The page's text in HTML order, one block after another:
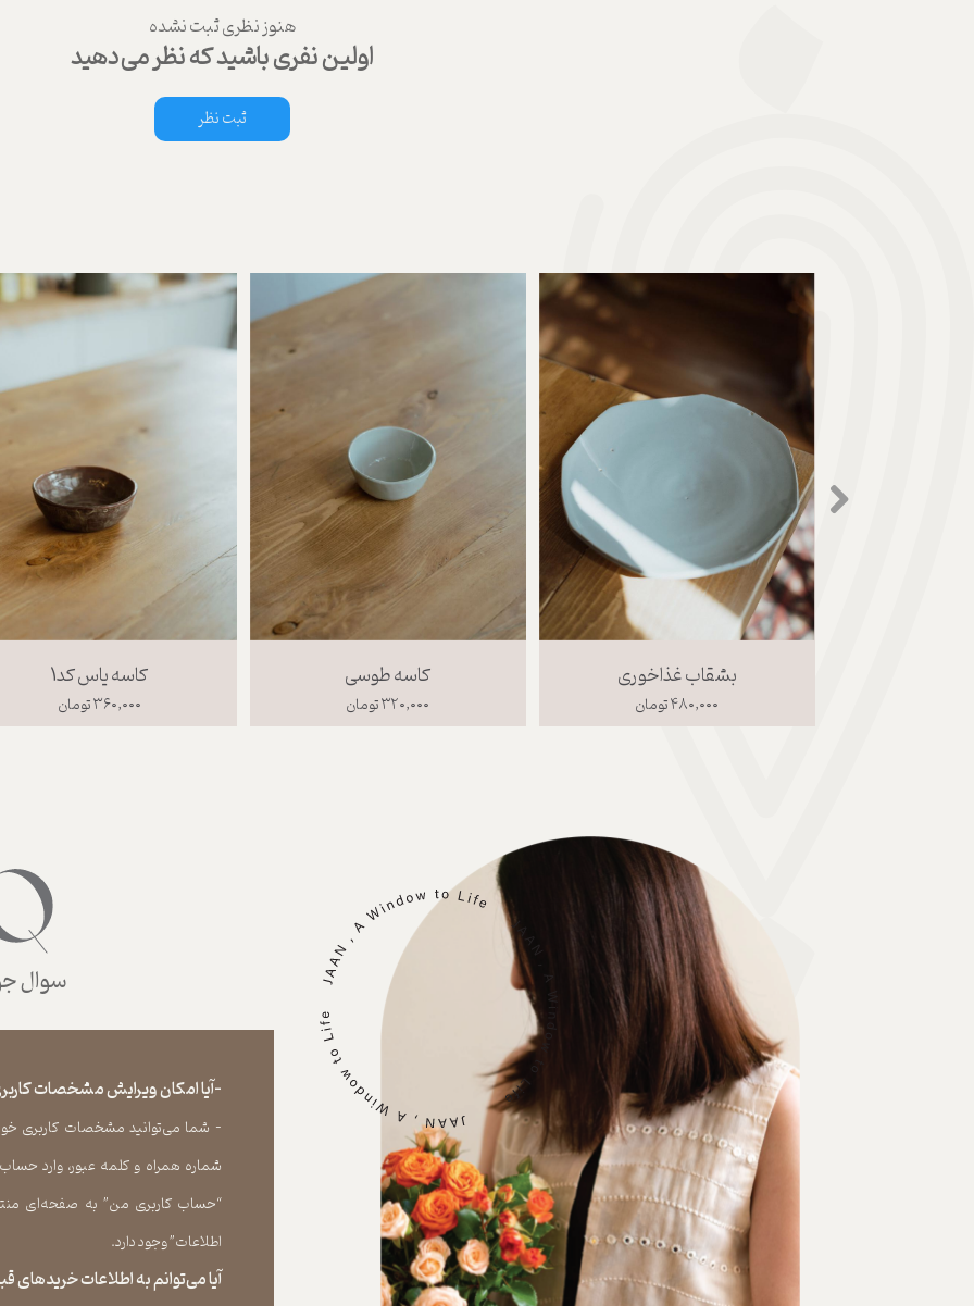
هنوز نظری ثبت نشده
اولین نفری باشید که نظر می‌دهید
ثبت نظر
کاسه یاس کد1
۳۶۰,۰۰۰ تومان
کاسه طوسی
۳۲۰,۰۰۰ تومان
بشقاب غذاخوری
۴۸۰,۰۰۰ تومان
سوال
-آیا امکان ویرایش مشخصات
- شما می‏‌توانید مشخصات کاربری خود
شماره همراه و کلمه عبور، وارد
“حساب کاربری من” به صفحه‏‌ای
اطلاعات” وجود دارد.​​​​​​​
آیا می‌‏توانم به اطلاعات